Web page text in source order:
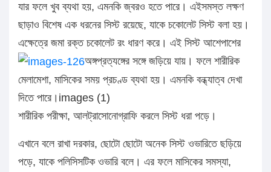
যার ফলে খুব ব্যথা হয়, এমনকি জ্বরও হতে পারে। এইসমস্ত লক্ষণ
ছাড়াও বিশেষ এক ধরনের সিস্ট রয়েছে, যাকে চকোলেট সিস্ট বলা হয়।
এক্ষেত্রে জমা রক্ত চকোলেট রং ধারণ করে। এই সিস্ট আশেপাশের
অঙ্গপ্রত্যঙ্গের সঙ্গে জড়িয়ে যায়। ফলে শারীরিক
মেলামেশা, মাসিকের সময় প্রচণ্ড ব্যথা হয়। এমনকি বন্ধ্যাত্ব দেখা
দিতে পারে।images (1)
শারীরিক পরীক্ষা, আলট্রাসোনোগ্রাফি করলে সিস্ট ধরা পড়ে।
এখানে বলে রাখা দরকার, ছোটো ছোটো অনেক সিস্ট ওভারিতে ছড়িয়ে
পড়ে, যাকে পলিসিসটিক ওভারি বলে। এর ফলে মাসিকের সমস্যা,